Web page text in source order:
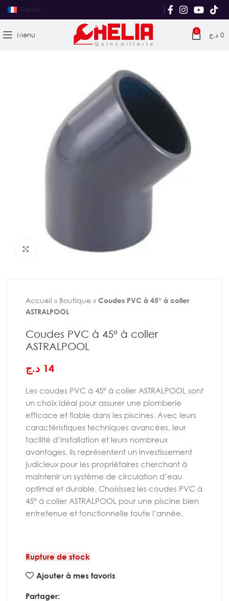
French
Menu 0 0 د.ج
Agrandir
Accueil » Boutique » Coudes PVC à 45° à coller
ASTRALPOOL
Coudes PVC à 45° à coller
ASTRALPOOL
14 د.ج
Les coudes PVC à 45° à coller ASTRALPOOL sont
un choix idéal pour assurer une plomberie
efficace et fiable dans les piscines. Avec leurs
caractéristiques techniques avancées, leur
facilité d’installation et leurs nombreux
avantages, ils représentent un investissement
judicieux pour les propriétaires cherchant à
maintenir un système de circulation d’eau
optimal et durable. Choisissez les coudes PVC à
45° à coller ASTRALPOOL pour une piscine bien
entretenue et fonctionnelle toute l’année.
Rupture de stock
Ajouter à mes favoris
Partager: